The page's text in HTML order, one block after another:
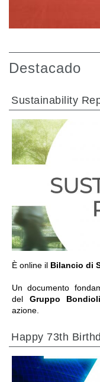
Destacado
Sustainability
È online il Bilancio di
Un documento
del Gruppo
azione.
Happy 73th